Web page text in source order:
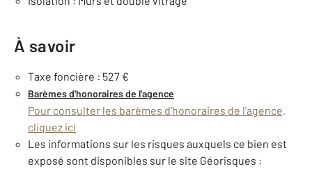
À savoir
Taxe foncière : 527 €
Barèmes d'honoraires de l'agence
Pour consulter les barèmes d'honoraires de l'agence,
cliquez ici
Les informations sur les risques auxquels ce bien est
exposé sont disponibles sur le site Géorisques :